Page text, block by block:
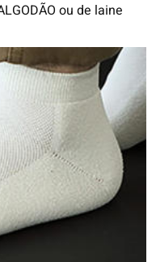
ou de laine